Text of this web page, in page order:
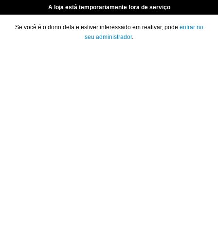
A loja está temporariamente fora de serviço
Se você é o dono dela e estiver interessado em reativar, pode entrar no
seu administrador.